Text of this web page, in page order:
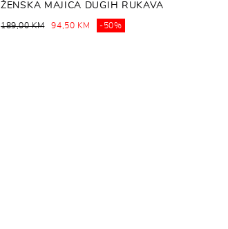
ŽENSKA MAJICA DUGIH RUKAVA
189,00 KM 94,50 KM -50%